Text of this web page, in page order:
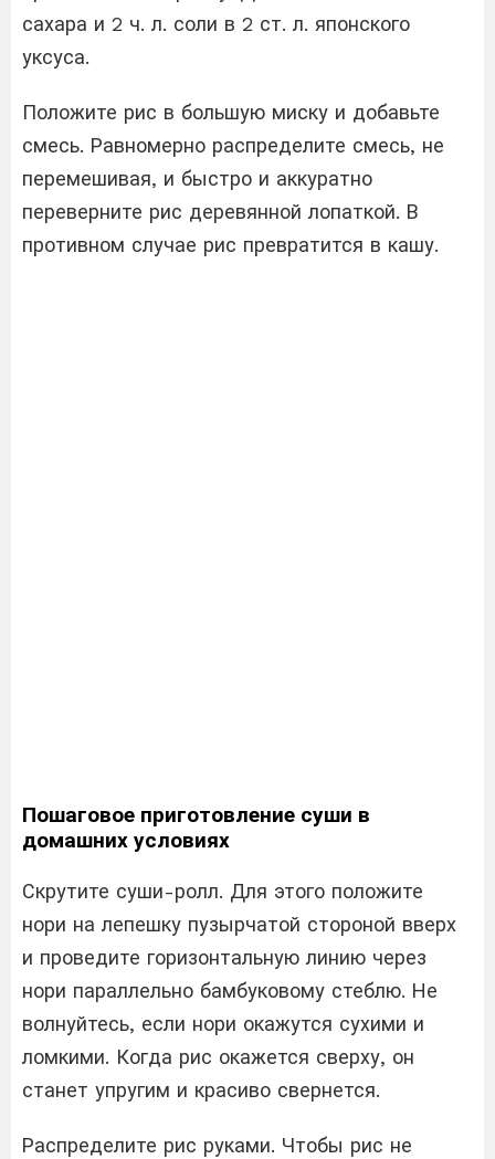
сахара и 2 ч. л. соли в 2 ст. л. японского
уксуса.
Положите рис в большую миску и добавьте
смесь. Равномерно распределите смесь, не
перемешивая, и быстро и аккуратно
переверните рис деревянной лопаткой. В
противном случае рис превратится в кашу.
Пошаговое приготовление суши в
домашних условиях
Скрутите суши-ролл. Для этого положите
нори на лепешку пузырчатой стороной вверх
и проведите горизонтальную линию через
нори параллельно бамбуковому стеблю. Не
волнуйтесь, если нори окажутся сухими и
ломкими. Когда рис окажется сверху, он
станет упругим и красиво свернется.
Распределите рис руками. Чтобы рис не